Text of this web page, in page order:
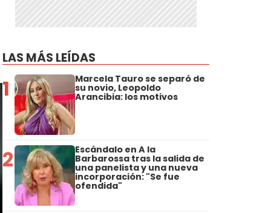
LAS MÁS LEÍDAS
1 Marcela Tauro se separó de
su novio, Leopoldo
Arancibia: los motivos
2 Escándalo en A la
Barbarossa tras la salida de
una panelista y una nueva
incorporación: "Se fue
ofendida"